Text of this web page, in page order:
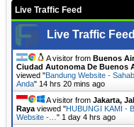
Live Traffic Feed
Live Traffic Feed
A visitor from Buenos
Ciudad Autonoma De Buenos
viewed "Bandung Website -
Anda" 14 hrs 20 mins ago
A visitor from Jakarta,
Raya viewed "HUBUNGI KAMI -
Website -… " 1 day 4 hrs ago